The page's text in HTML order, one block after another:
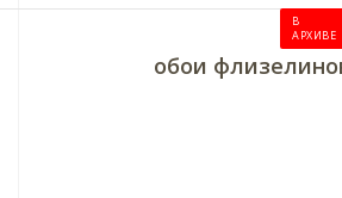
В
АРХИВЕ
обои